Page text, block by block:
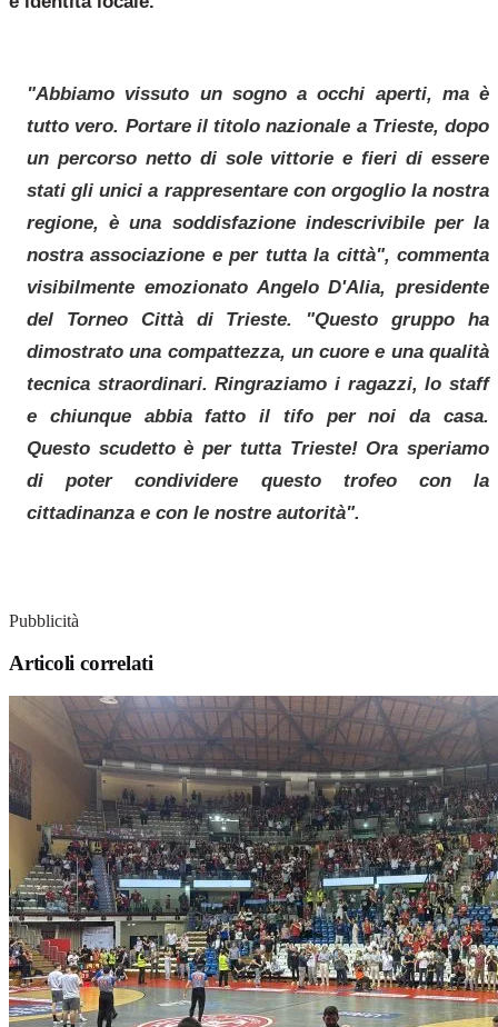
"Abbiamo vissuto un sogno a occhi aperti, ma è
tutto vero. Portare il titolo nazionale a Trieste, dopo
un percorso netto di sole vittorie e fieri di essere
stati gli unici a rappresentare con orgoglio la nostra
regione, è una soddisfazione indescrivibile per la
nostra associazione e per tutta la città", commenta
visibilmente emozionato Angelo D'Alia, presidente
del Torneo Città di Trieste. "Questo gruppo ha
dimostrato una compattezza, un cuore e una qualità
tecnica straordinari. Ringraziamo i ragazzi, lo staff
e chiunque abbia fatto il tifo per noi da casa.
Questo scudetto è per tutta Trieste! Ora speriamo
di poter condividere questo trofeo con la
cittadinanza e con le nostre autorità".
Pubblicità
Articoli correlati